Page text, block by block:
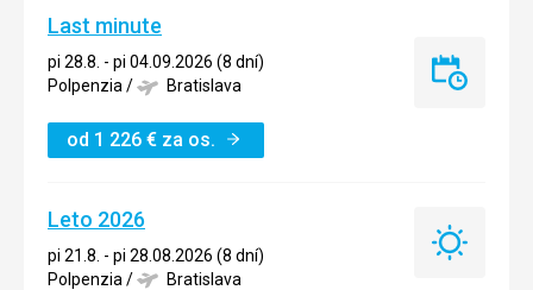
Last minute
pi 28.8. - pi 04.09.2026 (8 dní)
Polpenzia/ Bratislava
od 1 226 € za os.
Last
Leto 2026
pi 21.8. - pi 28.08.2026 (8 dní)
Polpenzia / Bratislava
Leto